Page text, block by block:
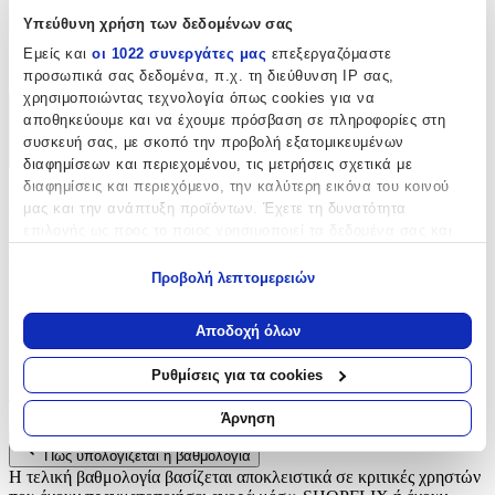
Υπεύθυνη χρήση των δεδομένων σας
Εμείς και οι 1022 συνεργάτες μας επεξεργαζόμαστε
προσωπικά σας δεδομένα, π.χ. τη διεύθυνση IP σας,
χρησιμοποιώντας τεχνολογία όπως cookies για να
αποθηκεύουμε και να έχουμε πρόσβαση σε πληροφορίες στη
συσκευή σας, με σκοπό την προβολή εξατομικευμένων
διαφημίσεων και περιεχομένου, τις μετρήσεις σχετικά με
διαφημίσεις και περιεχόμενο, την καλύτερη εικόνα του κοινού
μας και την ανάπτυξη προϊόντων. Έχετε τη δυνατότητα
Να συλλέξουμε πληροφορίες σχετικά με τη γεωγραφική
σας τοποθεσία, οι οποίες μπορεί να είναι ακριβείς σε
απόσταση μερικών μέτρων
Να αναγνωρίσουμε τη συσκευή σας σαρώνοντας ενεργά
για συγκεκριμένα χαρακτηριστικά (δακτυλικό αποτύπωμα)
Μάθετε περισσότερα σχετικά με τον τρόπο επεξεργασίας των
προσωπικών σας δεδομένων και καθορίστε τις προτιμήσεις σας
στηνενότητα “Λεπτομέρειες”. Μπορείτε να αλλάξετε ή να
Προβολή λεπτομερειών
Αποδοχή όλων
Ρυθμίσεις για τα cookies
Άρνηση
Είδος:
Θερμοκολλητικά
Χαρακτηριστικά
Χαρακτηριστικά
Θερμοκολλητικά
Αξιολογήσεις
Προς το παρόν δεν υπάρχουν άλλες αξιολογήσεις. Όταν
προστεθούν, θα εμφανιστούν εδώ.
Πώς υπολογίζεται η βαθμολογία
Η τελική βαθμολογία βασίζεται αποκλειστικά σε κριτικές χρηστών